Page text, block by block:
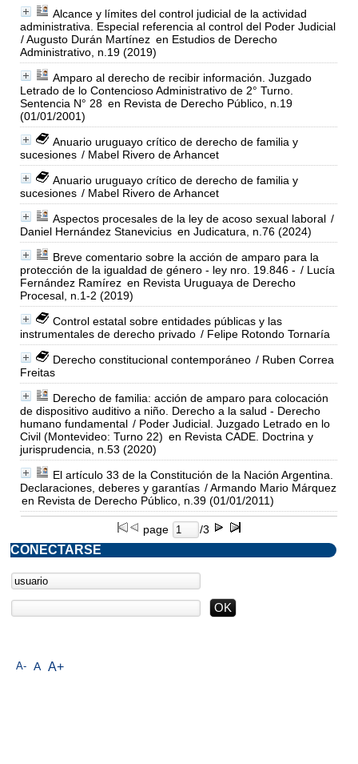
Alcance y límites del control judicial de la actividad
administrativa. Especial referencia al control del Poder Judicial
/ Augusto Durán Martínez en Estudios de Derecho
Administrativo, n.19 (2019)
Amparo al derecho de recibir información. Juzgado
Letrado de lo Contencioso Administrativo de 2° Turno.
Sentencia N° 28 en Revista de Derecho Público, n.19
(01/01/2001)
Anuario uruguayo crítico de derecho de familia y
sucesiones / Mabel Rivero de Arhancet
Anuario uruguayo crítico de derecho de familia y
sucesiones / Mabel Rivero de Arhancet
Aspectos procesales de la ley de acoso sexual laboral /
Daniel Hernández Stanevicius en Judicatura, n.76 (2024)
Breve comentario sobre la acción de amparo para la
protección de la igualdad de género - ley nro. 19.846 - / Lucía
Fernández Ramírez en Revista Uruguaya de Derecho
Procesal, n.1-2 (2019)
Control estatal sobre entidades públicas y las
instrumentales de derecho privado / Felipe Rotondo Tornaría
Derecho constitucional contemporáneo / Ruben Correa
Freitas
Derecho de familia: acción de amparo para colocación
de dispositivo auditivo a niño. Derecho a la salud - Derecho
humano fundamental / Poder Judicial. Juzgado Letrado en lo
Civil (Montevideo: Turno 22) en Revista CADE. Doctrina y
jurisprudencia, n.53 (2020)
El artículo 33 de la Constitución de la Nación Argentina.
Declaraciones, deberes y garantías / Armando Mario Márquez
en Revista de Derecho Público, n.39 (01/01/2011)
page /3
A- A A+
CONECTARSE